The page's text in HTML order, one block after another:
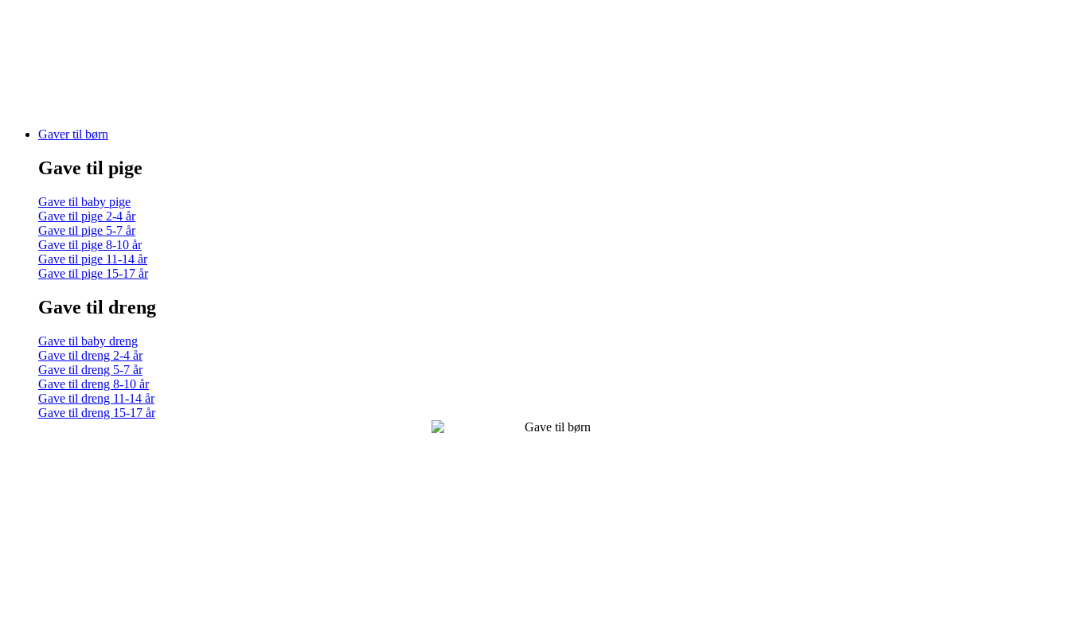
Gaver til børn
Gave til pige
Gave til baby pige
Gave til pige 2-4 år
Gave til pige 5-7 år
Gave til pige 8-10 år
Gave til pige 11-14 år
Gave til pige 15-17 år
Gave til dreng
Gave til baby dreng
Gave til dreng 2-4 år
Gave til dreng 5-7 år
Gave til dreng 8-10 år
Gave til dreng 11-14 år
Gave til dreng 15-17 år